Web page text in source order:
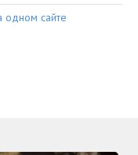
одном сайте